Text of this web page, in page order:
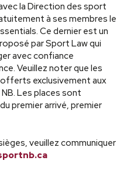
la Direction des sport
à ses membres le
Ce dernier est un
par Sport Law qui
avec confiance
Veuillez noter que les
exclusivement aux
Les places sont
premier arrivé, premier
veuillez communiquer